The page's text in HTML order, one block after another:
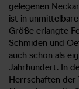
gelegenen
ist in
Größe erlangte
Schmiden und
auch schon als
Jahrhundert. In
Herrschaften der